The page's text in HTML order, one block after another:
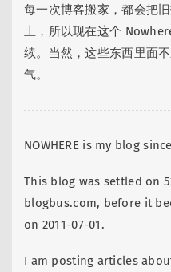
每一次博客搬家，都会把
上，所以现在这个
续。当然，这些东西里面
气。
NOWHERE is my blog
This blog was settled on
blogbus.com, before it
on 2011-07-01.
I am posting articles